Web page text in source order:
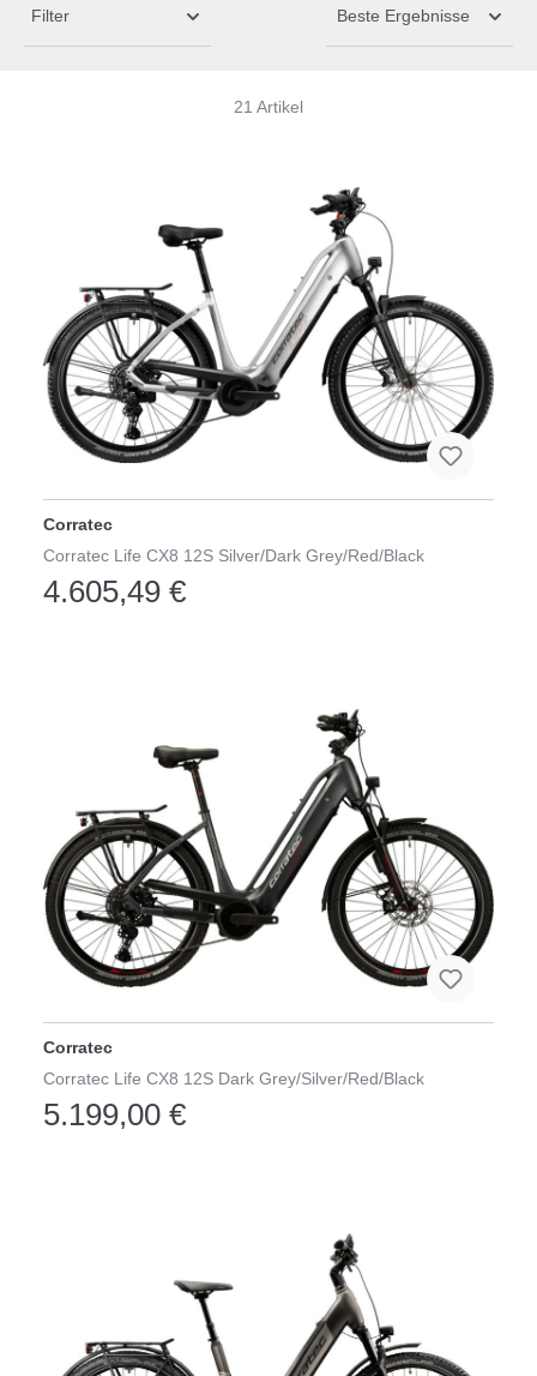
Filter
21 Artikel
Corratec
Corratec Life CX8 12S Silver/Dark Grey/Red/Black
4.605,49 €
Corratec
Corratec Life CX8 12S Dark Grey/Silver/Red/Black
5.199,00 €